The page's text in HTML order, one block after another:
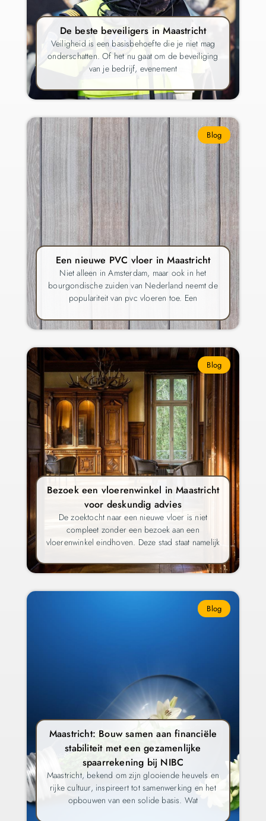
De beste beveiligers in Maastricht
Veiligheid is een basisbehoefte die je niet mag
onderschatten. Of het nu gaat om de beveiliging
van je bedrijf, evenement
Blog
Een nieuwe PVC vloer in Maastricht
Niet alleen in Amsterdam, maar ook in het
bourgondische zuiden van Nederland neemt de
populariteit van pvc vloeren toe. Een
Blog
Bezoek een vloerenwinkel in Maastricht
voor deskundig advies
De zoektocht naar een nieuwe vloer is niet
compleet zonder een bezoek aan een
vloerenwinkel eindhoven. Deze stad staat namelijk
Blog
Maastricht: Bouw samen aan financiële
stabiliteit met een gezamenlijke
spaarrekening bij NIBC
Maastricht, bekend om zijn glooiende heuvels en
rijke cultuur, inspireert tot samenwerking en het
opbouwen van een solide basis. Wat